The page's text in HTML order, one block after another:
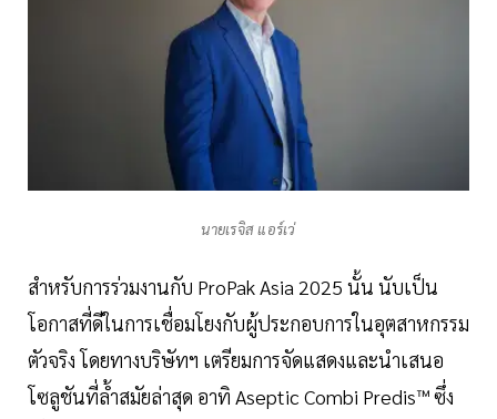
นายเรจิส แอร์เว่
สำหรับการร่วมงานกับ ProPak Asia 2025 นั้น นับเป็น
โอกาสที่ดีในการเชื่อมโยงกับผู้ประกอบการในอุตสาหกรรม
ตัวจริง โดยทางบริษัทฯ เตรียมการจัดแสดงและนำเสนอ
โซลูชันที่ล้ำสมัยล่าสุด อาทิ Aseptic Combi Predis™ ซึ่ง